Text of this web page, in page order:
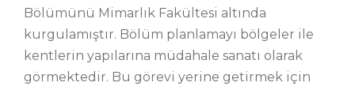
Bölümünü Mimarlık Fakültesi altında
kurgulamıştır. Bölüm planlamayı bölgeler ile
kentlerin yapılarına müdahale sanatı olarak
görmektedir. Bu görevi yerine getirmek için